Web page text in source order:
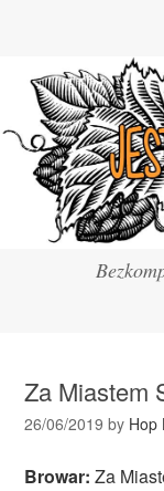
Za Miastem
26/06/2019 by Hop
Browar: Za